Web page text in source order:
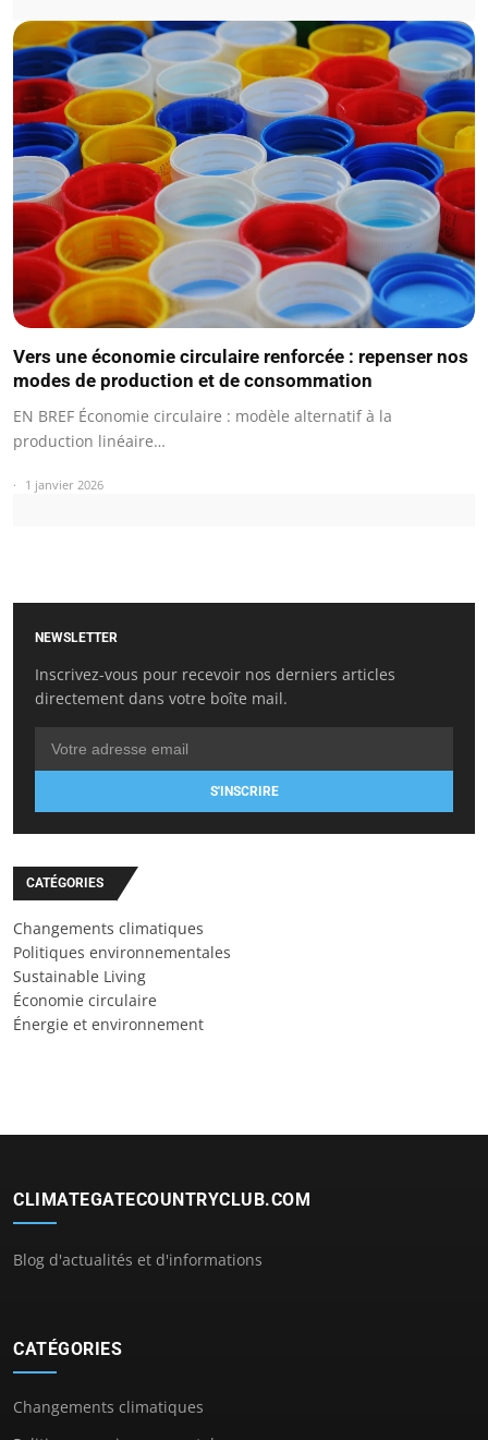
Vers une économie circulaire renforcée : repenser nos
modes de production et de consommation
EN BREF Économie circulaire : modèle alternatif à la
production linéaire…
1 janvier 2026
NEWSLETTER
Inscrivez-vous pour recevoir nos derniers articles
directement dans votre boîte mail.
S'INSCRIRE
CATÉGORIES
Changements climatiques
Politiques environnementales
Sustainable Living
Économie circulaire
Énergie et environnement
CLIMATEGATECOUNTRYCLUB.COM
Blog d'actualités et d'informations
CATÉGORIES
Changements climatiques